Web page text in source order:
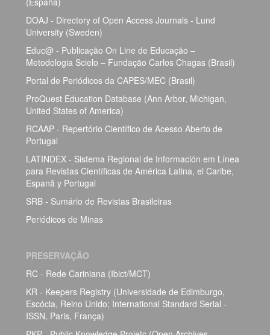
DOAJ - Directory of Open Access Journals - Lund
University (Sweden)
Educ@ - Publicação On Line de Educação –
Metodologia Scielo – Fundação Carlos Chagas (Brasil)
Portal de Periódicos da CAPES/MEC (Brasil)
ProQuest Education Database (Ann Arbor, Michigan,
United States of America)
RCAAP - Repertório Científico de Acesso Aberto de
Portugal
LATINDEX - Sistema Regional de Información em Línea
para Revistas Científicas de América Latina, el Caribe,
Espanã y Portugal
SRB - Sumário de Revistas Brasileiras
Periódicos de Minas
PRESERVAÇÃO
RC - Rede Cariniana (Ibict/MCT)
KR - Keepers Registry (Universidade de Edimburgo,
Escócia, Reino Unido; International Standard Serial -
ISSN, Paris, França)